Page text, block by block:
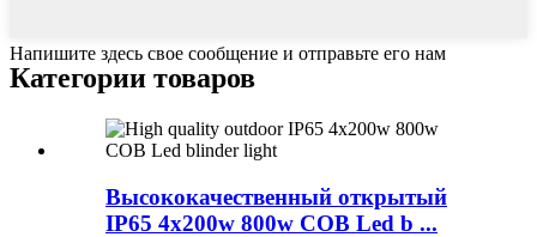
Напишите здесь свое сообщение и отправьте его нам
Категории товаров
Высококачественный открытый
IP65 4x200w 800w COB Led b ...